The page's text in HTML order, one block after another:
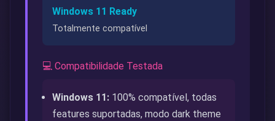
Windows 11 Ready
Totalmente compatível
💻 Compatibilidade Testada
Windows 11: 100% compatível, todas
features suportadas, modo dark theme